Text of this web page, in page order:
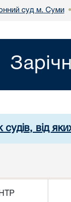
суд м. Суми •
судів, від